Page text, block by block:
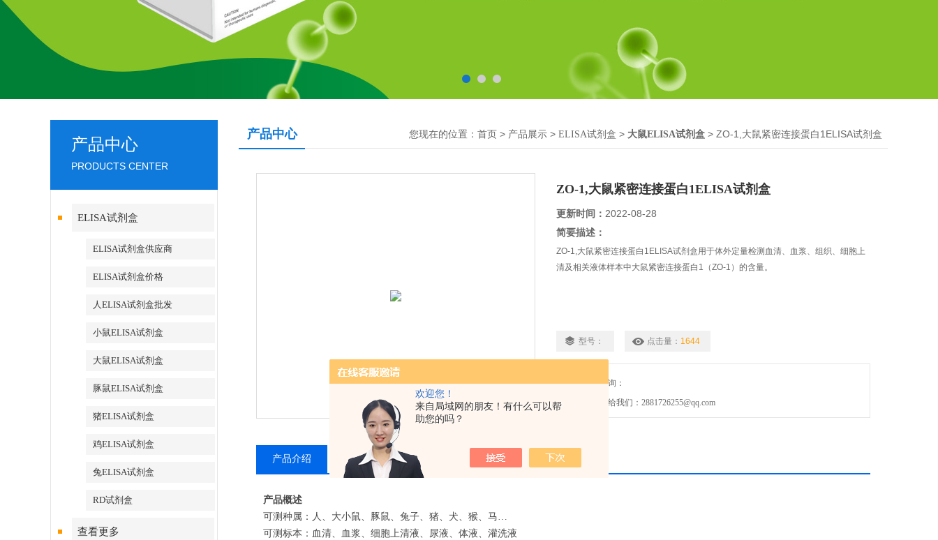
欢迎您！
来自局域网的朋友！有什么可以帮
助您的吗？
产品中心
PRODUCTS CENTER
ELISA试剂盒
ELISA试剂盒供应商
ELISA试剂盒价格
人ELISA试剂盒批发
小鼠ELISA试剂盒
大鼠ELISA试剂盒
豚鼠ELISA试剂盒
猪ELISA试剂盒
鸡ELISA试剂盒
兔ELISA试剂盒
RD试剂盒
查看更多
产品中心 您现在的位置： 首页 > 产品展示 > ELISA试剂盒 > 大鼠ELISA试剂盒 > ZO-1,大鼠紧密连接蛋白1ELISA试剂盒
ZO-1,大鼠紧密连接蛋白1ELISA试剂盒
更新时间： 2022-08-28
简要描述：
ZO-1,大鼠紧密连接蛋白1ELISA试剂盒用于体外定量检测血清、血浆、组织、细胞上
清及相关液体样本中大鼠紧密连接蛋白1（ZO-1）的含量。
型号： 点击量： 1644
免费咨询：
发邮件给我们：2881726255@qq.com
产品介绍 相关产品 留言询价
产品概述
可测种属：人、大小鼠、豚鼠、兔子、猪、犬、猴、马…
可测标本：血清、血浆、细胞上清液、尿液、体液、灌洗液